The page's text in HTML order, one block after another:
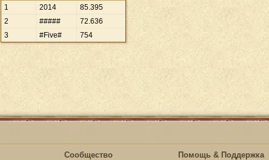
1
2014 85.395
2
##### 72.636
3
#Five# 754
Сообщество Помощь & Поддержка